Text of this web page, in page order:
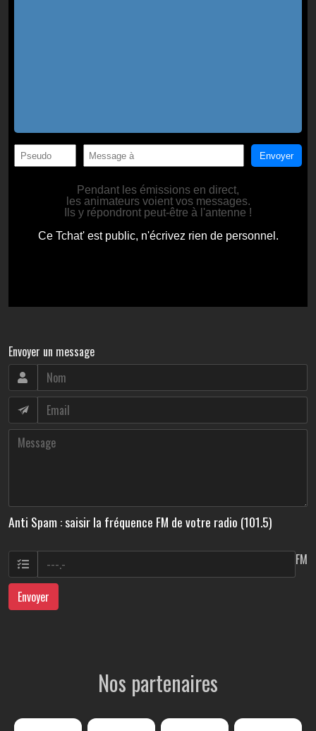
Envoyer un message
Anti Spam : saisir la fréquence FM de votre radio (101.5)
FM
Envoyer
Nos partenaires